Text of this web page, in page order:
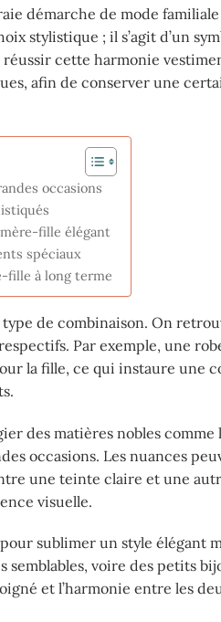
démarche de mode
stylistique ; il s’agit d’un
cette harmonie
afin de conserver une
occasions
fille élégant
spéciaux
fille à long terme
de combinaison. On
Par exemple, une
la fille, ce qui instaure une
des matières nobles
occasions. Les nuances
une teinte claire et une
visuelle.
sublimer un style élégant
voire des petits
et l’harmonie entre les